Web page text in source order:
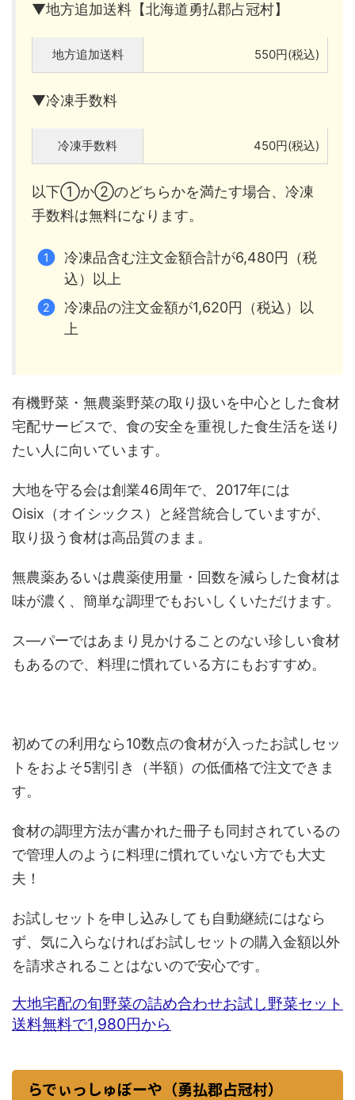
▼地方追加送料【北海道勇払郡占冠村】
地方追加送料 550円(税込)
▼冷凍手数料
冷凍手数料 450円(税込)
以下①か②のどちらかを満たす場合、冷凍
手数料は無料になります。
冷凍品含む注文金額合計が6,480円（税
込）以上
冷凍品の注文金額が1,620円（税込）以
上
有機野菜・無農薬野菜の取り扱いを中心とした食材
宅配サービスで、食の安全を重視した食生活を送り
たい人に向いています。
大地を守る会は創業46周年で、2017年には
Oisix（オイシックス）と経営統合していますが、
取り扱う食材は高品質のまま。
無農薬あるいは農薬使用量・回数を減らした食材は
味が濃く、簡単な調理でもおいしくいただけます。
ス―パーではあまり見かけることのない珍しい食材
もあるので、料理に慣れている方にもおすすめ。
初めての利用なら10数点の食材が入ったお試しセッ
トをおよそ5割引き（半額）の低価格で注文できま
す。
食材の調理方法が書かれた冊子も同封されているの
で管理人のように料理に慣れていない方でも大丈
夫！
お試しセットを申し込みしても自動継続にはなら
ず、気に入らなければお試しセットの購入金額以外
を請求されることはないので安心です。
大地宅配の旬野菜の詰め合わせお試し野菜セット
送料無料で1,980円から
らでぃっしゅぼーや（勇払郡占冠村）